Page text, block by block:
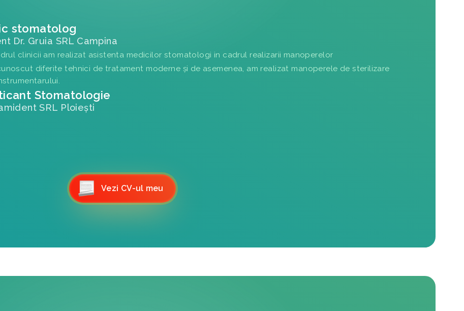
stomatolog
Dr. Gruia SRL Campina
clinicii am realizat asistenta medicilor stomatologi in cadrul realizarii manoperelor
diferite tehnici de tratament moderne și de asemenea, am realizat manoperele de sterilizare
Stomatologie
SRL Ploiești
Vezi CV-ul meu